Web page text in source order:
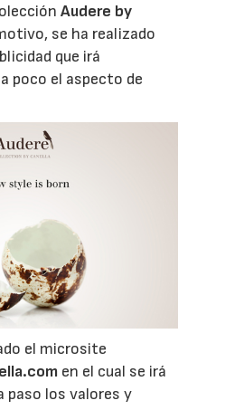
Audere by
se ha realizado
que irá
poco el aspecto de
el microsite
en el cual se irá
paso los valores y